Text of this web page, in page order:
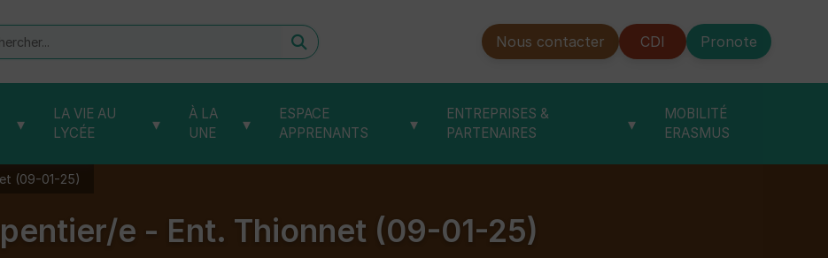
Nous contacter CDI Pronote
▾
LA VIE AU
LYCÉE
▾
À LA
UNE
▾
ESPACE
APPRENANTS
▾
ENTREPRISES &
PARTENAIRES
▾
MOBILITÉ
ERASMUS
(09-01-25)
e - Ent. Thionnet (09-01-25)